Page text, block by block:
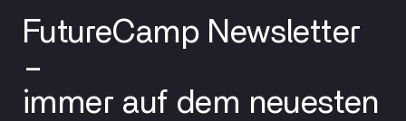
FutureCamp Newsletter
–
immer auf dem neuesten